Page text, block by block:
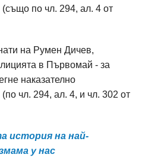
по чл. 294, ал. 4 от
на Румен Дичев,
в Първомай - за
наказателно
чл. 294, ал. 4, и чл. 302 от
история на най-
у нас